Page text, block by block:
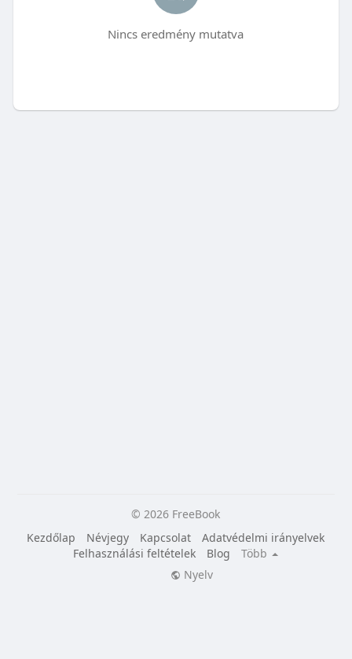
Nincs eredmény mutatva
© 2026 FreeBook
Kezdőlap
Névjegy Kapcsolat
Adatvédelmi irányelvek
Felhasználási feltételek
Blog
Több
Nyelv